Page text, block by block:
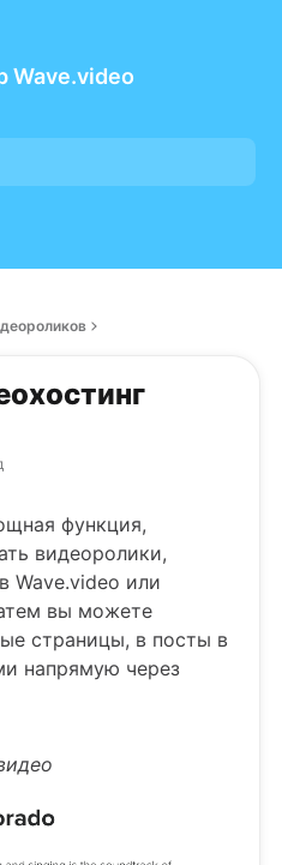
Wave.video
функция,
видеоролики,
Wave.video или
вы можете
страницы, в посты в
напрямую через